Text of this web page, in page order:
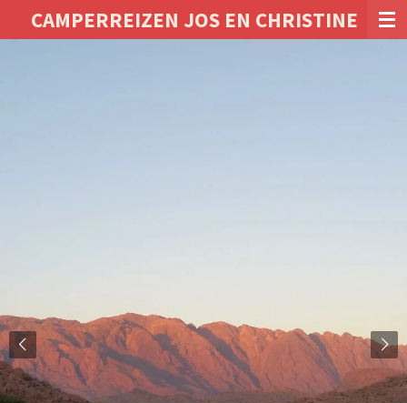
direct
CAMPERREIZEN JOS EN CHRISTINE